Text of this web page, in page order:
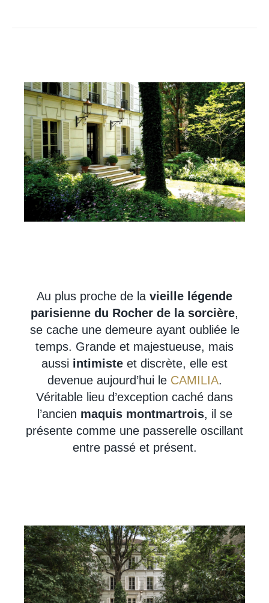
Au plus proche de la vieille légende
parisienne du Rocher de la sorcière,
se cache une demeure ayant oubliée le
temps. Grande et majestueuse, mais
aussi intimiste et discrète, elle est
devenue aujourd’hui le CAMILIA.
Véritable lieu d’exception caché dans
l’ancien maquis montmartrois, il se
présente comme une passerelle oscillant
entre passé et présent.